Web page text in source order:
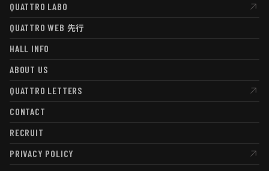
QUATTRO LABO
QUATTRO LABO
QUATTRO WEB 先行
QUATTRO WEB先行
HALL INFO
HALL INFO
ABOUT US
ABOUT US
QUATTRO LETTERS
QUATTRO LETTERS
CONTACT
CONTACT
RECRUIT
RECRUIT
PRIVACY POLICY
PRIVACY POLICY